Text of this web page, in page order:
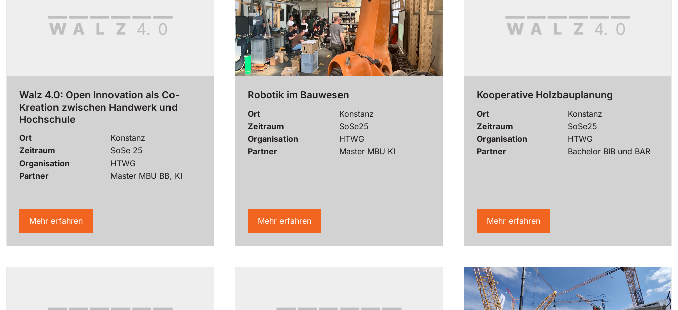
Walz 4.0: Open Innovation als Co-
Kreation zwischen Handwerk und
Hochschule
Ort
Konstanz
Zeitraum
SoSe 25
Organisation
HTWG
Partner
Master MBU BB, KI
Mehr erfahren
Robotik im Bauwesen
Ort
Konstanz
Zeitraum
SoSe25
Organisation
HTWG
Partner
Master MBU KI
Mehr erfahren
Kooperative Holzbauplanung
Ort
Konstanz
Zeitraum
SoSe25
Organisation
HTWG
Partner
Bachelor BIB und BAR
Mehr erfahren